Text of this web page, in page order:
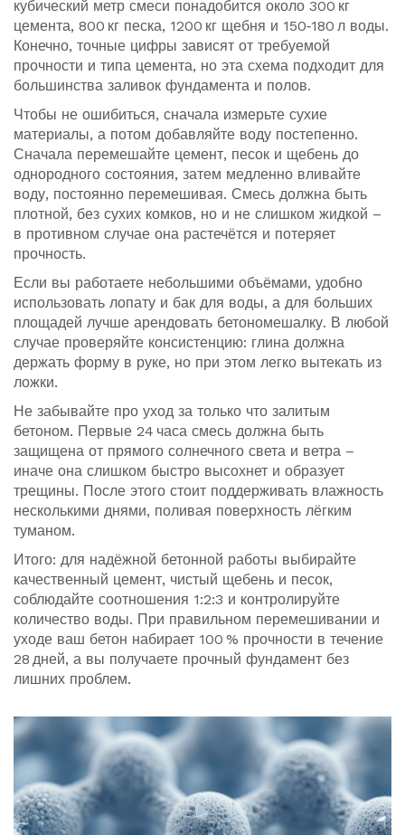
кубический метр смеси понадобится около 300 кг
цемента, 800 кг песка, 1200 кг щебня и 150‑180 л воды.
Конечно, точные цифры зависят от требуемой
прочности и типа цемента, но эта схема подходит для
большинства заливок фундамента и полов.
Чтобы не ошибиться, сначала измерьте сухие
материалы, а потом добавляйте воду постепенно.
Сначала перемешайте цемент, песок и щебень до
однородного состояния, затем медленно вливайте
воду, постоянно перемешивая. Смесь должна быть
плотной, без сухих комков, но и не слишком жидкой –
в противном случае она растечётся и потеряет
прочность.
Если вы работаете небольшими объёмами, удобно
использовать лопату и бак для воды, а для больших
площадей лучше арендовать бетономешалку. В любой
случае проверяйте консистенцию: глина должна
держать форму в руке, но при этом легко вытекать из
ложки.
Не забывайте про уход за только что залитым
бетоном. Первые 24 часа смесь должна быть
защищена от прямого солнечного света и ветра –
иначе она слишком быстро высохнет и образует
трещины. После этого стоит поддерживать влажность
несколькими днями, поливая поверхность лёгким
туманом.
Итого: для надёжной бетонной работы выбирайте
качественный цемент, чистый щебень и песок,
соблюдайте соотношения 1:2:3 и контролируйте
количество воды. При правильном перемешивании и
уходе ваш бетон набирает 100 % прочности в течение
28 дней, а вы получаете прочный фундамент без
лишних проблем.